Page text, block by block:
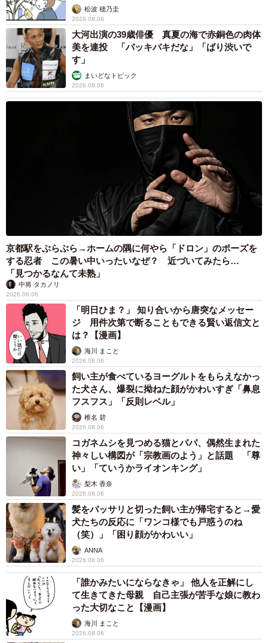
松波 穂乃圭
2026.08.06
大河出演の39歳俳優 真夏の海で赤銅色の肉体
美を連投 「バッキバキだな」「ばり渋いで
す」
まいどなトピック
2026.08.06
京都駅をぶらぶら→ホームの隅に何やら「ドロン」のポーズを
する忍者 この暑い中いったいなぜ？ 近づいてみたら…
「見つかるなんて未熟」
中将 タカノリ
2026.08.06
「明日ひま？」 知り合いから唐突なメッセー
ジ 用件次第で断ることもできる賢い返信文と
は？【漫画】
海川 まこと
2026.08.06
飼い主が食べているヨーグルトをもらえなかっ
た犬さん、爆裂に拗ねた顔がかわいすぎ「鼻息
フスフス」「反則レベル」
椎名 碧
2026.08.06
コガネムシを見つめる猫とパパ、偶然生まれた
神々しい構図が「宗教画のよう」と話題 「尊
い」「ていうかライオンキング」
梨木 香奈
2026.08.06
髪をバッサリと切った飼い主が帰宅すると→愛
犬たちの反応に「ワンコ様でも戸惑うのね
（笑）」「困り顔がかわいい」
ANNA
2026.08.06
「誰かみたいにならなきゃ」 他人を正解にし
て生きてきた母親 自己主張が苦手な娘に教わ
った大切なこと【漫画】
海川 まこと
2026.08.06